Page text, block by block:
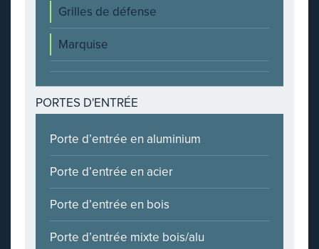
Grilles de défense
Marquise
PORTES D'ENTRÉE
Porte d’entrée en aluminium
Porte d’entrée en acier
Porte d’entrée en bois
Porte d’entrée mixte bois/alu